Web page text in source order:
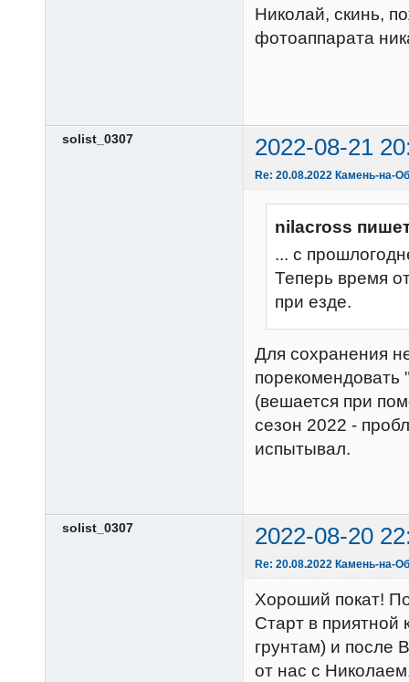
Николай, скинь,
фотоаппарата
solist_0307 2022-08-21
Re: 20.08.2022 Камень-на-
nilacross
... с
Теперь время
при езде.
Для сохранения
(вешается при
сезон 2022 -
испытывал.
solist_0307 2022-08-20
Re: 20.08.2022 Камень-на-
Хороший покат!
Старт в приятной
грунтам) и после
от нас с